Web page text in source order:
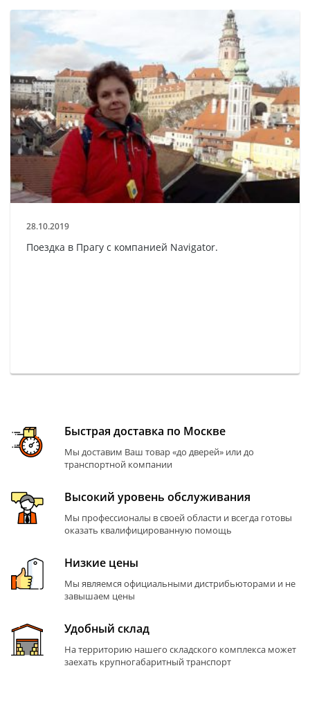
28.10.2019
Поездка в Прагу с компанией Navigator.
Быстрая доставка по Москве
Мы доставим Ваш товар «до дверей» или до
транспортной компании
Высокий уровень обслуживания
Мы профессионалы в своей области и всегда готовы
оказать квалифицированную помощь
Низкие цены
Мы являемся официальными дистрибьюторами и не
завышаем цены
Удобный склад
На территорию нашего складского комплекса может
заехать крупногабаритный транспорт